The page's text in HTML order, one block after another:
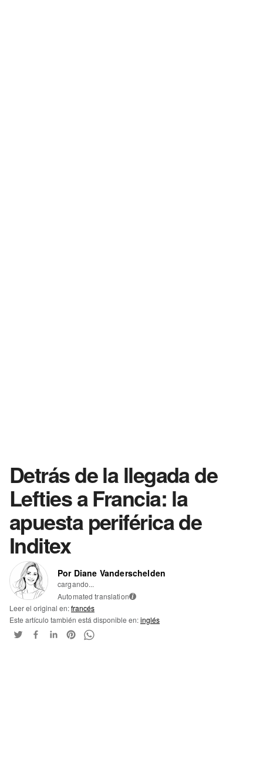
Detrás de la llegada de
Lefties a Francia: la
apuesta periférica de
Inditex
Por Diane Vanderschelden
cargando...
Automated translation i
Leer el original en:francés
Este artículo también está disponible en:inglés